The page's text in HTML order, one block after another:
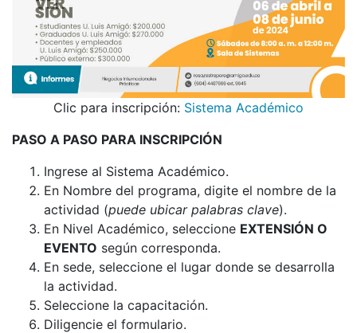
Clic para inscripción: Sistema Académico
PASO A PASO PARA INSCRIPCIÓN
Ingrese al Sistema Académico.
En Nombre del programa, digite el nombre de la
actividad (puede ubicar palabras clave).
En Nivel Académico, seleccione EXTENSIÓN O
EVENTO según corresponda.
En sede, seleccione el lugar donde se desarrolla
la actividad.
Seleccione la capacitación.
Diligencie el formulario.